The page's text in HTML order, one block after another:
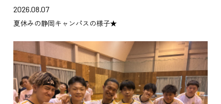
2026.08.07
夏休みの静岡キャンパスの様子★